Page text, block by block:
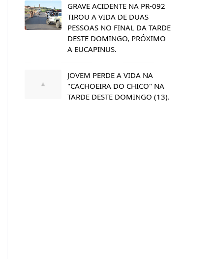
GRAVE ACIDENTE NA PR-092
TIROU A VIDA DE DUAS
PESSOAS NO FINAL DA TARDE
DESTE DOMINGO, PRÓXIMO
A EUCAPINUS.
JOVEM PERDE A VIDA NA
"CACHOEIRA DO CHICO" NA
TARDE DESTE DOMINGO (13).